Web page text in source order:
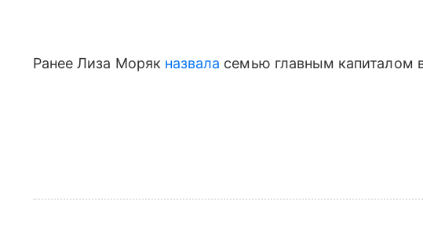
Ранее Лиза Моряк назвала семью главным капиталом